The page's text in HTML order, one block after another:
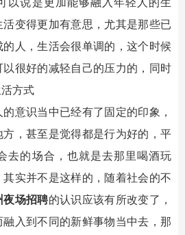
变得更加有意思，尤其是那些已
人，生活会很单调的，这个时候
以很好的减轻自己的压力的，同时
方式
意识当中已经有了固定的印象，
，甚至是觉得都是行为好的，平
去的场合，也就是去那里喝酒玩
实并不是这样的，随着社会的不
夜场招聘的认识应该有所改变了，
入到不同的新鲜事物当中去，那